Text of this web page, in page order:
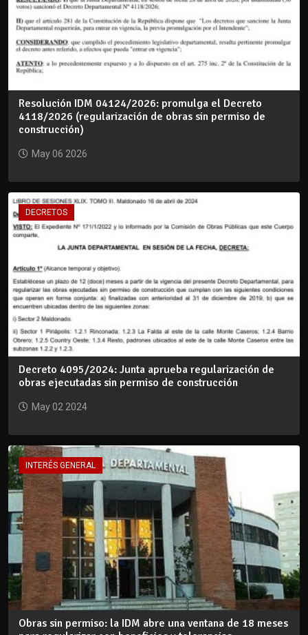
Resolución IDM 04124/2026: promulga el Decreto
4118/2026 (regularización de obras sin permiso de
construcción)
May 06 2026
DECRETOS
Decreto 4095/2024: Junta aprueba regularización de
obras ejecutadas sin permiso de construcción
May 02 2024
INTERÉS GENERAL
Obras sin permiso: la IDM abre una ventana de 18 meses